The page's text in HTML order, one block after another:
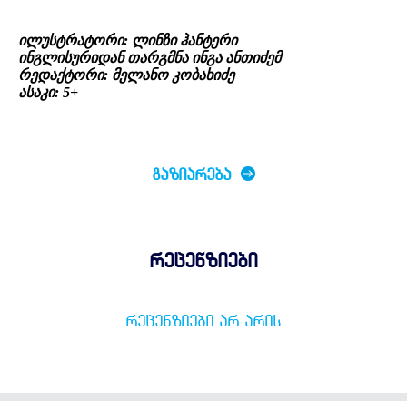
ილუსტრატორი: ლინზი ჰანტერი
ინგლისურიდან თარგმნა ინგა ანთიძემ
რედაქტორი: მელანო კობახიძე
ასაკი: 5+
ᲒᲐᲖᲘᲐᲠᲔᲑᲐ
რეცენზიები
ᲠᲔᲪᲔᲜᲖᲘᲔᲑᲘ ᲐᲠ ᲐᲠᲘᲡ